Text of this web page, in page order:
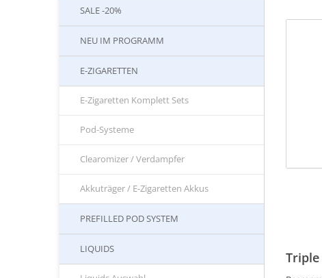
SALE -20%
NEU IM PROGRAMM
E-ZIGARETTEN
E-Zigaretten Komplett Sets
Pod-Systeme
Clearomizer / Verdampfer
Akkuträger / E-Zigaretten Akkus
PREFILLED POD SYSTEM
LIQUIDS